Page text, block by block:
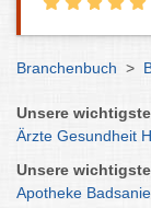
Branchenbuch >
Unsere
Ärzte Gesundheit
Unsere
Apotheke